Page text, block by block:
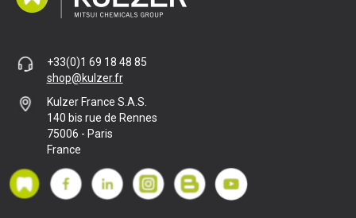
+33(0)1 69 18 48 85
shop@kulzer.fr
Kulzer France S.A.S.
140 bis rue de Rennes
75006 - Paris
France